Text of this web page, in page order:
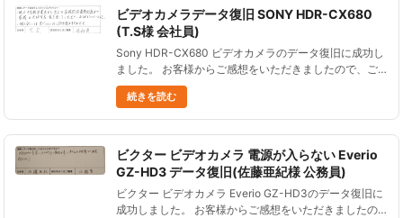
ビデオカメラデータ復旧 SONY HDR-CX680
(T.S様 会社員)
Sony HDR-CX680 ビデオカメラのデータ復旧に成功し
ました。 お客様からご感想をいただきましたので、ご
紹介します。 娘の中学校卒業式から息子の高校野球最
終打席まで家族の大切な思い出を守っていただき、あり
がとうご......
続きを読む
ビクター ビデオカメラ 電源が入らない Everio
GZ-HD3 データ復旧(佐藤亜紀様 公務員)
ビクター ビデオカメラ Everio GZ-HD3のデータ復旧に
成功しました。 お客様からご感想をいただきましたの